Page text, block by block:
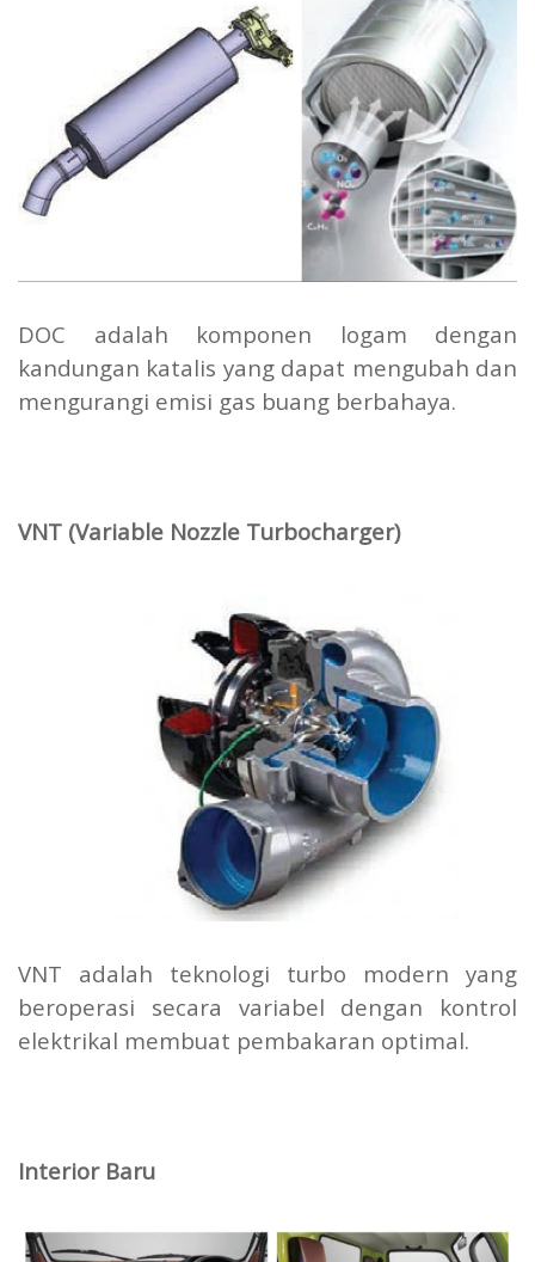
DOC adalah komponen logam dengan
kandungan katalis yang dapat mengubah dan
mengurangi emisi gas buang berbahaya.
VNT (Variable Nozzle Turbocharger)
VNT adalah teknologi turbo modern yang
beroperasi secara variabel dengan kontrol
elektrikal membuat pembakaran optimal.
Interior Baru